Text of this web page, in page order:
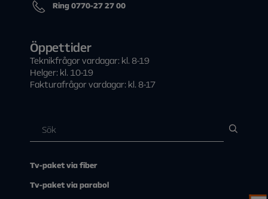
Ring 0770-27 27 00
Öppettider
Teknikfrågor vardagar: kl. 8-19
Helger: kl. 10-19
Fakturafrågor vardagar: kl. 8-17
Tv-paket via fiber
Tv-paket via parabol